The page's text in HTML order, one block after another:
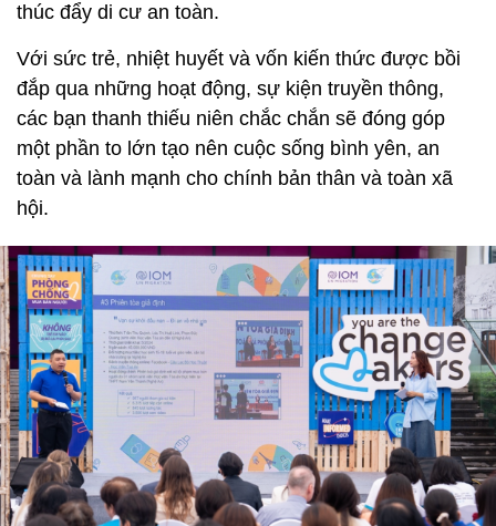
thúc đẩy di cư an toàn.
Với sức trẻ, nhiệt huyết và vốn kiến thức được bồi
đắp qua những hoạt động, sự kiện truyền thông,
các bạn thanh thiếu niên chắc chắn sẽ đóng góp
một phần to lớn tạo nên cuộc sống bình yên, an
toàn và lành mạnh cho chính bản thân và toàn xã
hội.